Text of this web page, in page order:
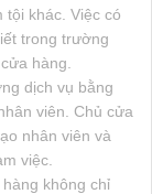
tội khác. Việc có
trong trường
hàng.
dịch vụ bằng
viên. Chủ cửa
nhân viên và
việc.
không chỉ